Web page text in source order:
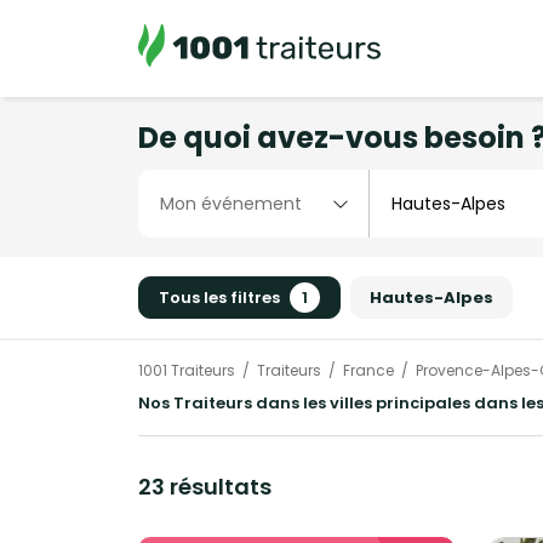
De quoi avez-vous besoin
Tous les filtres 1 Hautes-Alpes
1001 Traiteurs Traiteurs France Provence-
Nos Traiteurs dans les villes principales dans
23 résultats